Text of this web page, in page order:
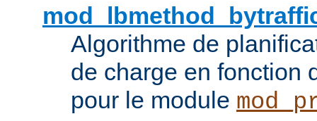
Algorithme de
de charge en fonction
pour le module